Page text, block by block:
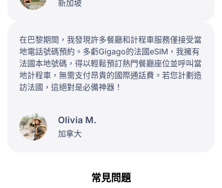
新加坡
在巴黎期間，我發現許多餐廳和計程車服務僅接受當
地電話號碼預約。多虧Gigago的法國eSIM，我擁有
法國本地號碼，得以輕鬆預訂熱門餐廳座位並呼叫當
地計程車，無需支付昂貴的國際通話費。若您計劃造
訪法國，這絕對是必備神器！
Olivia M.
加拿大
常見問題